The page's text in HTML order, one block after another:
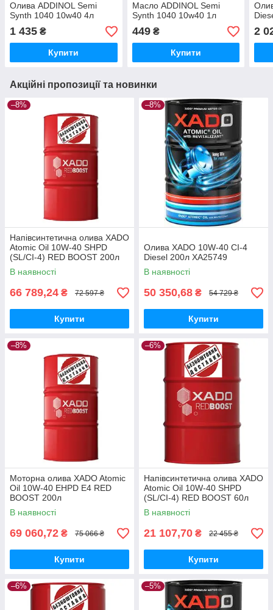
Олива ADDINOL Semi
Synth 1040 10w40 4л
1 435 ₴
Купити
Масло ADDINOL Semi
Synth 1040 10w40 1л
449₴
Купити
2
Акційні пропозиції та новинки
–8%
Напівсинтетична олива XADO
Atomic Oil 10W-40 SHPD
(SL/CI-4) RED BOOST 200л
В наявності
66 789,24 ₴ 72 597 ₴
Купити
–8%
Олива XADO 10W-40 CI-4
Diesel 200л XA25749
В наявності
50 350,68 ₴ 54 729 ₴
Купити
–8%
Моторна олива XADO Atomic
Oil 10W-40 EHPD E4 RED
BOOST 200л
В наявності
69 060,72 ₴ 75 066 ₴
Купити
–6%
Напівсинтетична олива XADO
Atomic Oil 10W-40 SHPD
(SL/CI-4) RED BOOST 60л
В наявності
21 107,70 ₴ 22 455 ₴
Купити
–6% –5%